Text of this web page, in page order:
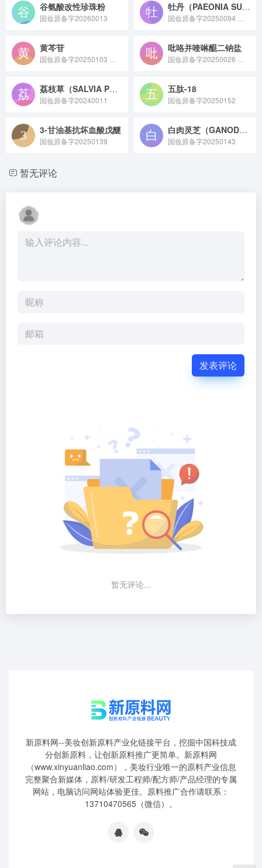
谷氨酸改性珍珠粉
国妆原备字20260013
牡丹（PAEONIA SUFFRUTICOSA）愈伤组织提取物
黄芩苷 吡咯并喹啉醌二钠盐
荔枝草（SALVIA PLEBEIA）提取物
国妆原备字20240011
五肽-18
国妆原备字20250152
3-甘油基抗坏血酸戊醚
国妆原备字20250139
白肉灵芝（GANODERMA LEUCOCONTEXTUM）提取物
国妆原备字20250143
暂无评论
发表评论
暂无评论...
新原料网--美妆创新原料产业化链接平台，挖掘中国科技成
分创新原料，让创新原料推广更简单。新原料网
（www.xinyuanliao.com），美妆行业唯一的原料产业信息
完整聚合新媒体，原料/研发工程师/配方师/产品经理的专属
网站，电脑访问网站体验更佳。原料推广合作请联系：
13710470565（微信）。